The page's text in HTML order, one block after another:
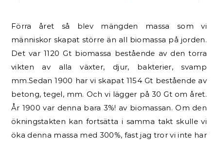
Förra året så blev mängden massa som vi
människor skapat större än all biomassa på jorden.
Det var 1120 Gt biomassa bestående av den torra
vikten av alla växter, djur, bakterier, svamp
mm.Sedan 1900 har vi skapat 1154 Gt bestående av
betong, tegel, mm. Och vi lägger på 30 Gt om året.
År 1900 var denna bara 3%! av biomassan. Om den
ökningstakten kan fortsätta i samma takt skulle vi
öka denna massa med 300%, fast jag tror vi inte har